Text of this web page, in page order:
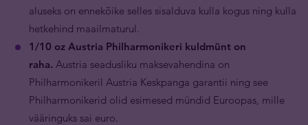
aluseks on ennekõike selles sisalduva kulla kogus ning kulla
hetkehind maailmaturul.
1/10 oz Austria Philharmonikeri kuldmünt on
raha. Austria seadusliku maksevahendina on
Philharmonikeril Austria Keskpanga garantii ning see
Philharmonikerid olid esimesed mündid Euroopas, mille
vääringuks sai euro.